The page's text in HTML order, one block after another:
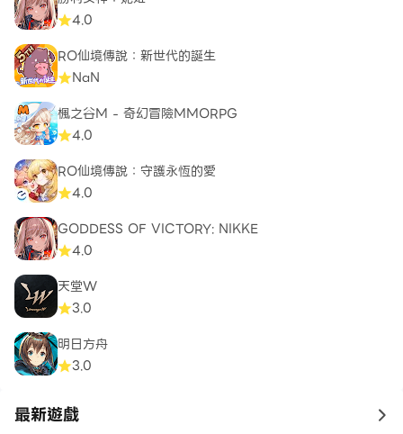
4.0
RO仙境傳說：新世代的誕生
NaN
楓之谷M - 奇幻冒險MMORPG
4.0
RO仙境傳說：守護永恆的愛
4.0
GODDESS OF VICTORY: NIKKE
4.0
天堂W
3.0
明日方舟
3.0
最新遊戲 to